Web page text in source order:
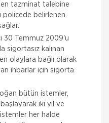
tazminat talebine
poliçede belirlenen
30 Temmuz 2009'u
sigortasız kalınan
olaylara bağlı olarak
ihbarlar için sigorta
bütün istemler,
iki yıl ve
her halde